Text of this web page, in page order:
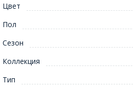
Цвет
Пол
Сезон
Коллекция
Тип